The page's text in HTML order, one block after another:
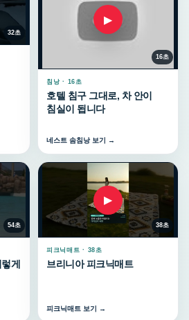
32초
▶
16초
침낭 · 16초
호텔 침구 그대로, 차 안이
침실이 됩니다
네스트 솜침낭 보기 →
54초
게
▶
38초
피크닉매트 · 38초
브리니아 피크닉매트
피크닉매트 보기 →